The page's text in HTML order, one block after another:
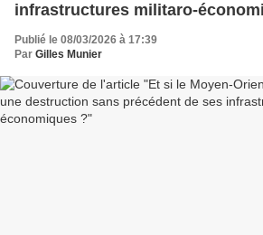
infrastructures militaro-
Publié le 08/03/2026 à 17:39
Par Gilles Munier